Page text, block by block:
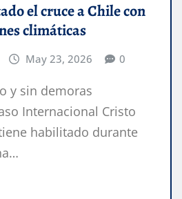
el cruce a Chile con
climáticas
May 23, 2026 0
y sin demoras
Internacional Cristo
habilitado durante